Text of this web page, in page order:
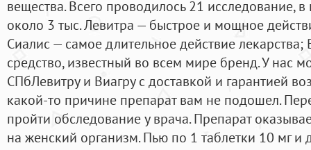
вещества. Всего проводилось 21 исследование,
около 3 тыс. Левитра — быстрое и мощное
Сиалис — самое длительное действие
средство, известный во всем мире бренд. У нас
СПбЛевитру и Виагру с доставкой и гарантией
какой-то причине препарат вам не подошел.
пройти обследование у врача. Препарат
на женский организм. Пью по 1 таблетки 10 мг и